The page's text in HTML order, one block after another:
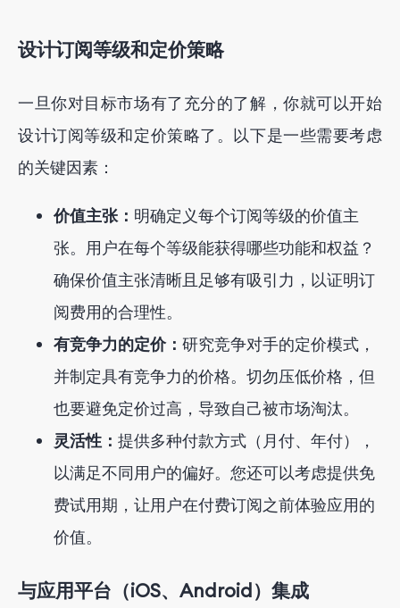
设计订阅等级和定价策略
一旦你对目标市场有了充分的了解，你就可以开始
设计订阅等级和定价策略了。以下是一些需要考虑
的关键因素：
价值主张： 明确定义每个订阅等级的价值主
张。用户在每个等级能获得哪些功能和权益？
确保价值主张清晰且足够有吸引力，以证明订
阅费用的合理性。
有竞争力的定价： 研究竞争对手的定价模式，
并制定具有竞争力的价格。切勿压低价格，但
也要避免定价过高，导致自己被市场淘汰。
灵活性： 提供多种付款方式（月付、年付），
以满足不同用户的偏好。您还可以考虑提供免
费试用期，让用户在付费订阅之前体验应用的
价值。
与应用平台（iOS、Android）集成